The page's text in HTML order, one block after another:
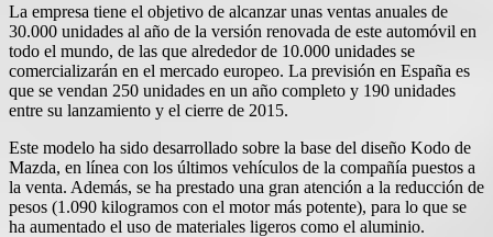
La empresa tiene el objetivo de alcanzar unas ventas anuales de
30.000 unidades al año de la versión renovada de este automóvil en
todo el mundo, de las que alrededor de 10.000 unidades se
comercializarán en el mercado europeo. La previsión en España es
que se vendan 250 unidades en un año completo y 190 unidades
entre su lanzamiento y el cierre de 2015.
Este modelo ha sido desarrollado sobre la base del diseño Kodo de
Mazda, en línea con los últimos vehículos de la compañía puestos a
la venta. Además, se ha prestado una gran atención a la reducción de
pesos (1.090 kilogramos con el motor más potente), para lo que se
ha aumentado el uso de materiales ligeros como el aluminio.